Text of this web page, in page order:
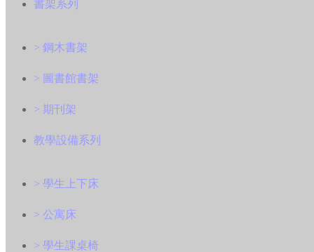
書架系列
> 鋼木書架
> 圖書館書架
> 期刊架
教學設備系列
> 學生上下床
> 公寓床
> 學生課桌椅